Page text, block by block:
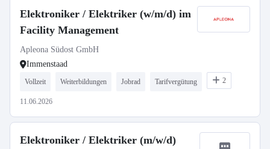
Elektroniker / Elektriker (w/m/d) im
Facility Management
Apleona Südost GmbH
Immenstaad
Vollzeit Weiterbildungen Jobrad Tarifvergütung 2
11.06.2026
Elektroniker / Elektriker (m/w/d)